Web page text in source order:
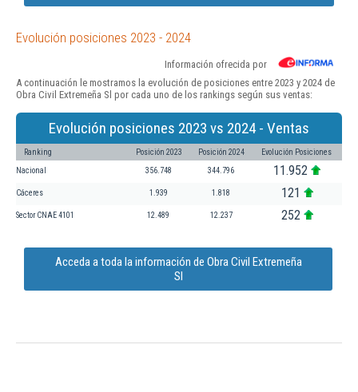
Evolución posiciones 2023 - 2024
Información ofrecida por
A continuación le mostramos la evolución de posiciones entre 2023 y 2024 de
Obra Civil Extremeña Sl por cada uno de los rankings según sus ventas:
Evolución posiciones 2023 vs 2024 - Ventas
Ranking Posición 2023 Posición 2024 Evolución Posiciones
Nacional 356.748 344.796 11.952
Cáceres 1.939 1.818 121
Sector CNAE 4101 12.489 12.237 252
Acceda a toda la información de Obra Civil Extremeña
Sl